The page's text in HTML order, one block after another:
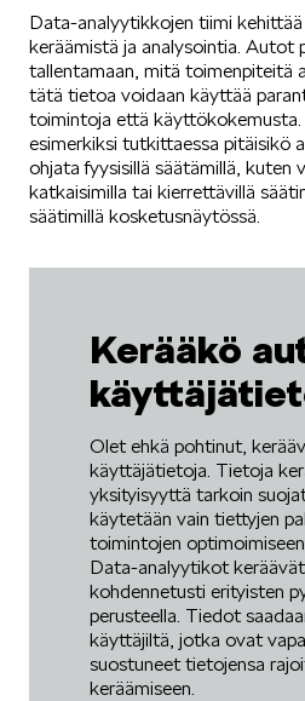
ŠKODA 130
ŠKODA
SPONSOROINTI
Data-analyytikkojen tiimi
keräämistä ja analysointia. Autot
tallentamaan, mitä toimenpiteitä
tätä tietoa voidaan käyttää
toimintoja että
esimerkiksi tutkittaessa pitäisikö
ohjata fyysisillä säätämillä, kuten
katkaisimilla tai kierrettävillä
säätimillä kosketusnäytössä.
Kerääkö
Olet ehkä pohtinut,
käyttäjätietoja. Tietoja
yksityisyyttä tarkoin
käytetään vain tiettyjen
toimintojen
Data-analyytikot
kohdennetusti erityisten
perusteella. Tiedot
käyttäjiltä, jotka ovat
suostuneet tietojensa
keräämiseen.